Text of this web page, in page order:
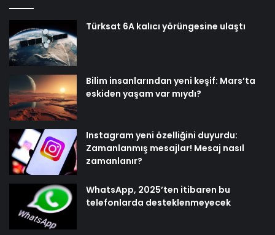
Türksat 6A kalıcı yörüngesine ulaştı
Bilim insanlarından yeni keşif: Mars’ta
eskiden yaşam var mıydı?
Instagram yeni özelliğini duyurdu:
Zamanlanmış mesajlar! Mesaj nasıl
zamanlanır?
WhatsApp, 2025’ten itibaren bu
telefonlarda desteklenmeyecek